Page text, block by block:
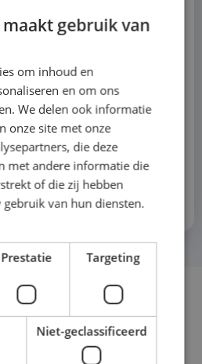
€ pro Monat
€ pro Monat
mehr pro Monat
maakt gebruik van
om inhoud en
en om ons
We delen ook informatie
onze site met onze
die deze
met andere informatie die
of die zij hebben
van hun diensten.
Prestatie Targeting
Niet-geclassificeerd